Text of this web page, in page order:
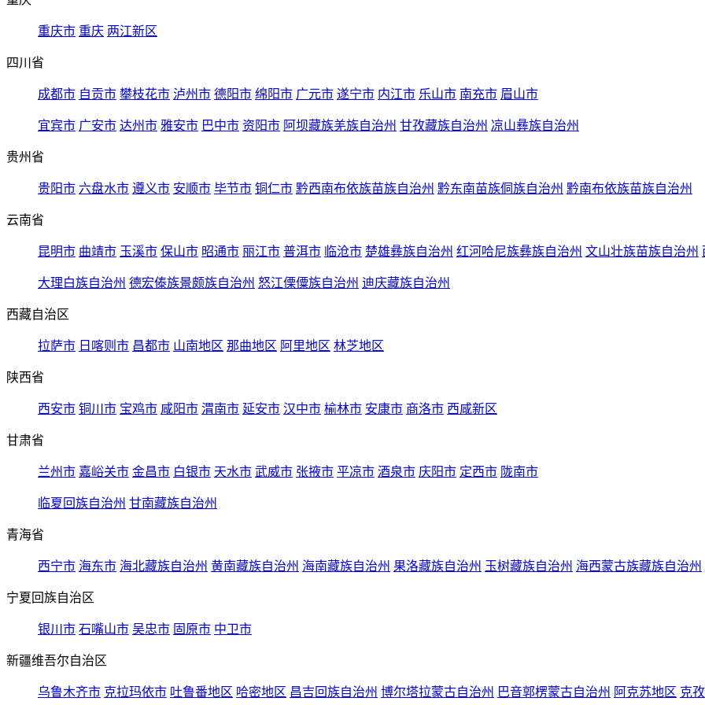
重庆市 重庆 两江新区
四川省
成都市 自贡市 攀枝花市 泸州市 德阳市 绵阳市 广元市 遂宁市 内江市 乐山市 南充市 眉山市
宜宾市 广安市 达州市 雅安市 巴中市 资阳市 阿坝藏族羌族自治州 甘孜藏族自治州 凉山彝族自治州
贵州省
贵阳市 六盘水市 遵义市 安顺市 毕节市 铜仁市 黔西南布依族苗族自治州 黔东南苗族侗族自治州 黔南布依族苗族自治州
云南省
昆明市 曲靖市 玉溪市 保山市 昭通市 丽江市 普洱市 临沧市 楚雄彝族自治州 红河哈尼族彝族自治州 文山壮族苗族自治州
大理白族自治州 德宏傣族景颇族自治州 怒江傈僳族自治州 迪庆藏族自治州
西藏自治区
拉萨市 日喀则市 昌都市 山南地区 那曲地区 阿里地区 林芝地区
陕西省
西安市 铜川市 宝鸡市 咸阳市 渭南市 延安市 汉中市 榆林市 安康市 商洛市 西咸新区
甘肃省
兰州市 嘉峪关市 金昌市 白银市 天水市 武威市 张掖市 平凉市 酒泉市 庆阳市 定西市 陇南市
临夏回族自治州 甘南藏族自治州
青海省
西宁市 海东市 海北藏族自治州 黄南藏族自治州 海南藏族自治州 果洛藏族自治州 玉树藏族自治州 海西蒙古族藏族自治州
宁夏回族自治区
银川市 石嘴山市 吴忠市 固原市 中卫市
新疆维吾尔自治区
乌鲁木齐市 克拉玛依市 吐鲁番地区 哈密地区 昌吉回族自治州 博尔塔拉蒙古自治州 巴音郭楞蒙古自治州 阿克苏地区 克